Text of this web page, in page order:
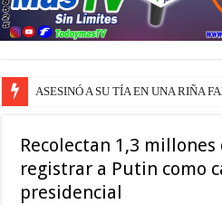
FEMICIDIO EN CARABALLEDA:
Recolectan 1,3
registrar a Putin como
presidencial